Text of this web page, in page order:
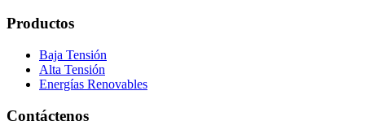
Productos
Baja Tensión
Alta Tensión
Energías Renovables
Contáctenos